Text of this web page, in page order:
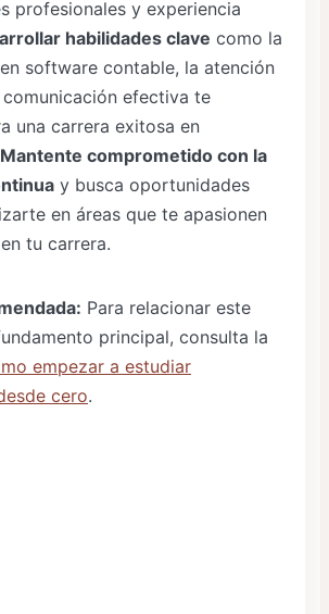
profesionales y experiencia
habilidades clave como la
software contable, la atención
efectiva te
una carrera exitosa en
Mantente comprometido con la
y busca oportunidades
en áreas que te apasionen
tu carrera.
Para relacionar este
principal, consulta la
empezar a estudiar
cero.